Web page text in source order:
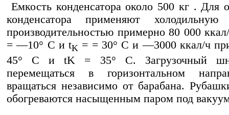
Емкость конденсатора около 500 кг . Для
конденсатора применяют холодильную
производительностью примерно 80 000
= —10° С и tK = = 30° С и —3000 ккал/ч
45° С и tK = 35° С. Загрузочный
перемещаться в горизонтальном
вращаться независимо от барабана.
обогреваются насыщенным паром под